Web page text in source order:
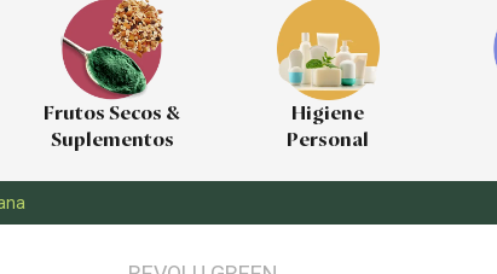
Frutos Secos &
Suplementos
Higiene
Personal